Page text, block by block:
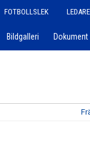
FOTBOLLSLEK LEDARE
Bildgalleri Dokument